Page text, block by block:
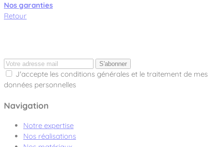
Nos garanties
Retour
S'abonner
J'accepte les conditions générales et le traitement de mes
données personnelles
Navigation
Notre expertise
Nos réalisations